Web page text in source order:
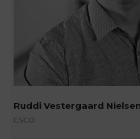
Ruddi Vestergaard
CSCO